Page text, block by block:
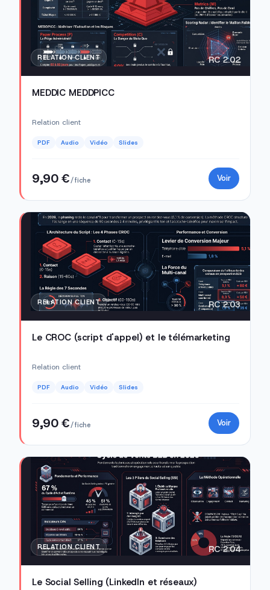
RELATION CLIENT RC 2.02
MEDDIC MEDDPICC
Relation client
PDF Audio Vidéo Slides
9,90 €/ fiche Voir
RELATION CLIENT RC 2.03
Le CROC (script d'appel) et le télémarketing
Relation client
PDF Audio Vidéo Slides
9,90 €/ fiche Voir
RELATION CLIENT RC 2.04
Le Social Selling (LinkedIn et réseaux)